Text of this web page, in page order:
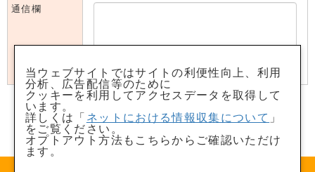
通信欄
「個人情報取得に関するご説明」に同意のうえ資料請求・問い
合わせをします。（チェック必須）
入力内容を確認する クリア
当ウェブサイトではサイトの利便性向上、利用
分析、広告配信等のために
クッキーを利用してアクセスデータを取得して
います。
詳しくは「ネットにおける情報収集について 」
をご覧ください。
オプトアウト方法もこちらからご確認いただけ
ます。